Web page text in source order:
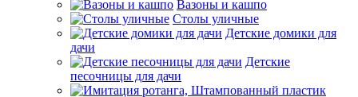
Вазоны и кашпо
Столы уличные
Детские домики для
дачи
Детские
песочницы для дачи